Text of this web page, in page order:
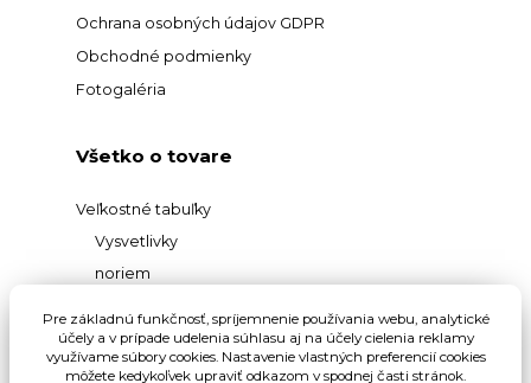
Ochrana osobných údajov GDPR
Obchodné podmienky
Fotogaléria
Všetko o tovare
Veľkostné tabuľky
Vysvetlivky
noriem
materiálov
Vysvetlivky pojmov
Pre základnú funkčnosť, spríjemnenie používania webu, analytické
účely a v prípade udelenia súhlasu aj na účely cielenia reklamy
využívame súbory cookies. Nastavenie vlastných preferencií cookies
môžete kedykoľvek upraviť odkazom v spodnej časti stránok.